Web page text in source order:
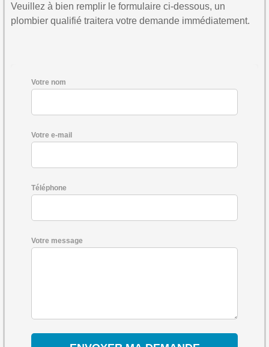
Veuillez à bien remplir le formulaire ci-dessous, un
plombier qualifié traitera votre demande immédiatement.
Votre nom
Votre e-mail
Téléphone
Votre message